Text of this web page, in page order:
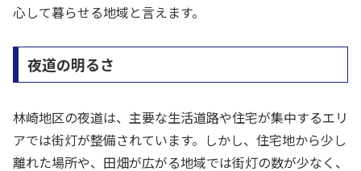
心して暮らせる地域と言えます。
夜道の明るさ
林崎地区の夜道は、主要な生活道路や住宅が集中するエリ
アでは街灯が整備されています。しかし、住宅地から少し
離れた場所や、田畑が広がる地域では街灯の数が少なく、